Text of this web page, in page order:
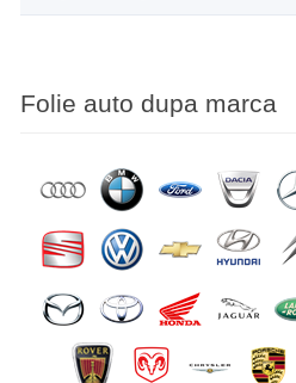
Folie auto dupa marca